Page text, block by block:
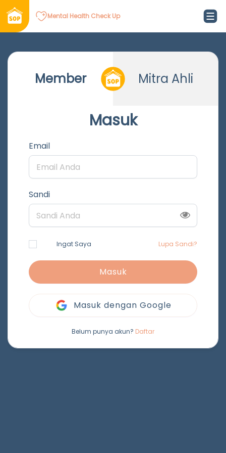
Mental Health Check Up
Member Mitra Ahli
Masuk
Email
Sandi
Ingat Saya Lupa Sandi?
Masuk
Masuk dengan Google
Belum punya akun? Daftar